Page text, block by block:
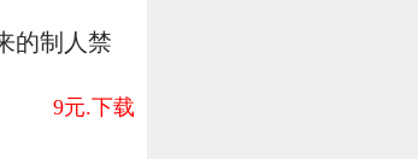
气的人，劳
空气。有
的制人禁
9元.下载